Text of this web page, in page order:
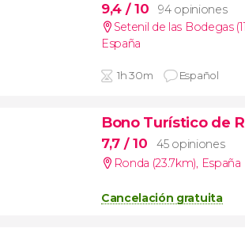
9,4 / 10
94 opiniones
Setenil de las Bodegas
España
1h 30m Español
Bono Turístico de
7,7 / 10
45 opiniones
Ronda (23.7km) España
Cancelación gratuita